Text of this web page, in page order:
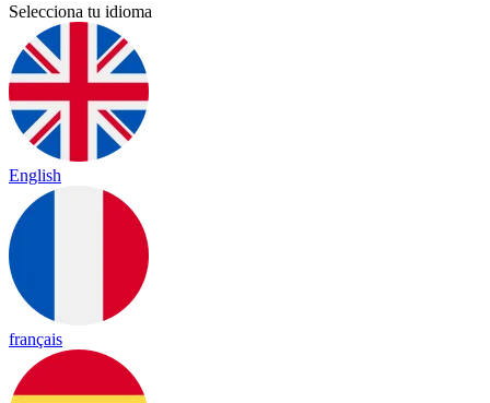
Selecciona tu idioma
English
français